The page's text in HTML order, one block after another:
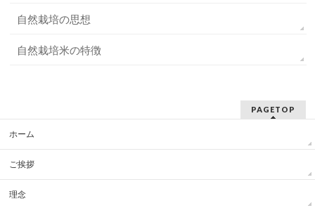
自然栽培の思想
自然栽培米の特徴
PAGETOP
ホーム
ご挨拶
理念